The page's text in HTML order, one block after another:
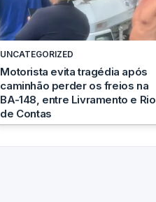
UNCATEGORIZED
Motorista evita tragédia após
caminhão perder os freios na
BA-148, entre Livramento e Rio
de Contas